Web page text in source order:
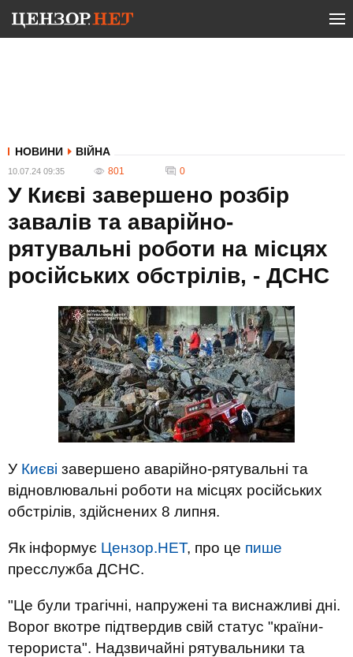
НОВИНИ ВІЙНА
10.07.24 09:35 801 0
У Києві завершено розбір
завалів та аварійно-
рятувальні роботи на місцях
російських обстрілів, - ДСНС
У Києві завершено аварійно-рятувальні та
відновлювальні роботи на місцях російських
обстрілів, здійснених 8 липня.
Як інформує Цензор.НЕТ, про це пише
пресслужба ДСНС.
"Це були трагічні, напружені та виснажливі дні.
Ворог вкотре підтвердив свій статус "країни-
терориста". Надзвичайні рятувальники та